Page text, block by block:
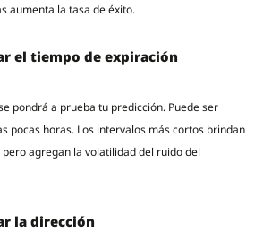
aumenta la tasa de éxito.
el tiempo de expiración
pondrá a prueba tu predicción. Puede ser
pocas horas. Los intervalos más cortos brindan
agregan la volatilidad del ruido del
la dirección